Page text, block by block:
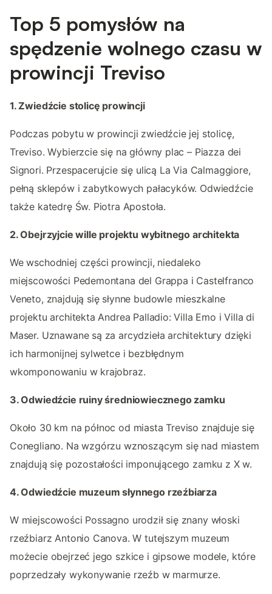
Top 5 pomysłów na
spędzenie wolnego czasu w
prowincji Treviso
1. Zwiedźcie stolicę prowincji
Podczas pobytu w prowincji zwiedźcie jej stolicę,
Treviso. Wybierzcie się na główny plac – Piazza dei
Signori. Przespacerujcie się ulicą La Via Calmaggiore,
pełną sklepów i zabytkowych pałacyków. Odwiedźcie
także katedrę Św. Piotra Apostoła.
2. Obejrzyjcie wille projektu wybitnego architekta
We wschodniej części prowincji, niedaleko
miejscowości Pedemontana del Grappa i Castelfranco
Veneto, znajdują się słynne budowle mieszkalne
projektu architekta Andrea Palladio: Villa Emo i Villa di
Maser. Uznawane są za arcydzieła architektury dzięki
ich harmonijnej sylwetce i bezbłędnym
wkomponowaniu w krajobraz.
3. Odwiedźcie ruiny średniowiecznego zamku
Około 30 km na północ od miasta Treviso znajduje się
Conegliano. Na wzgórzu wznoszącym się nad miastem
znajdują się pozostałości imponującego zamku z X w.
4. Odwiedźcie muzeum słynnego rzeźbiarza
W miejscowości Possagno urodził się znany włoski
rzeźbiarz Antonio Canova. W tutejszym muzeum
możecie obejrzeć jego szkice i gipsowe modele, które
poprzedzały wykonywanie rzeźb w marmurze.